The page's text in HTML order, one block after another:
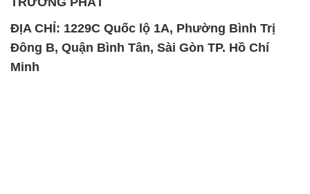
ĐỊA CHỈ: 1229C Quốc lộ 1A, Phường Bình Trị
Đông B, Quận Bình Tân, Sài Gòn TP. Hồ Chí
Minh